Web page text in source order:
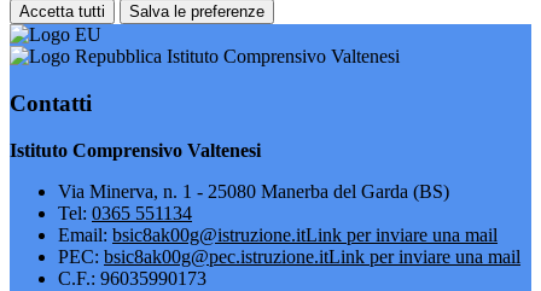
Accetta tutti Salva le preferenze
Istituto Comprensivo Valtenesi
Contatti
Istituto Comprensivo Valtenesi
Via Minerva, n. 1 - 25080 Manerba del Garda (BS)
Tel: 0365 551134
Email: bsic8ak00g@istruzione.itLink per inviare una mail
PEC: bsic8ak00g@pec.istruzione.itLink per inviare una mail
C.F.: 96035990173